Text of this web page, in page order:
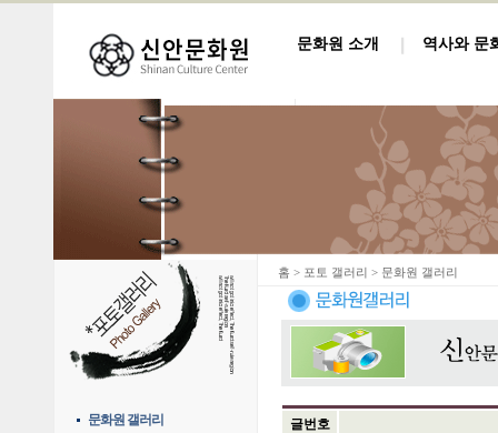
문화원 소개 역사와 문
문화원 갤러리
홈 > 포토 갤러리 > 문화원 갤러리
글번호